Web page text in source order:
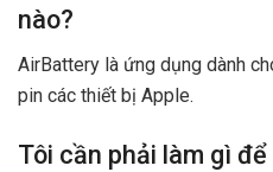
nào?
AirBattery là ứng dụng dành
pin các thiết bị Apple.
Tôi cần phải làm gì